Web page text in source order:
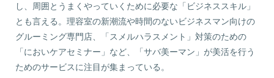
し、周囲とうまくやっていくために必要な「ビジネススキル」
とも言える。理容室の新潮流や時間のないビジネスマン向けの
グルーミング専門店、「スメルハラスメント」対策のための
「においケアセミナー」など、「サバ美ーマン」が美活を行う
ためのサービスに注目が集まっている。